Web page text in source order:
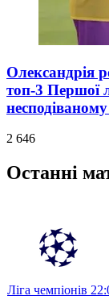
Олександрія
топ-3 Першої
2 646
Останні
Ліга чемпіонів